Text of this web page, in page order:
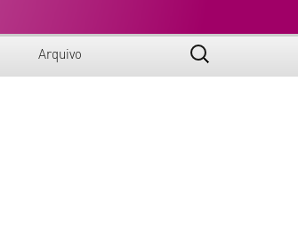
Arquivo
Pesquisar
por: